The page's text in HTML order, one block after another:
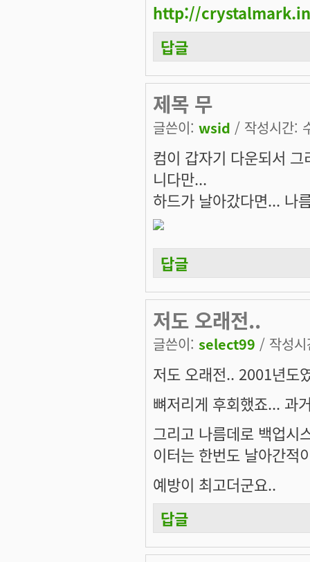
http://
답글
제목 무
글쓴이: wsid / 작성시간:
컴이 갑자기 다운되서
니다만...
하드가 날아갔다면... 나
답글
저도 오래전..
글쓴이: select99 / 작성
저도 오래전.. 2001년도
뼈저리게 후회했죠... 과
그리고 나름데로 백업시
이터는 한번도 날아간적
예방이 최고더군요..
답글